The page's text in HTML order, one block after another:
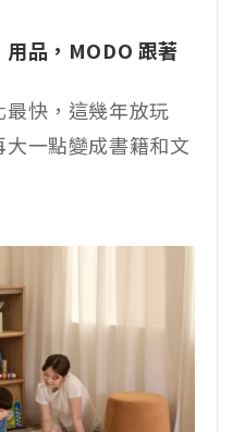
品，MODO 跟著
最快，這幾年放玩
一點變成書籍和文